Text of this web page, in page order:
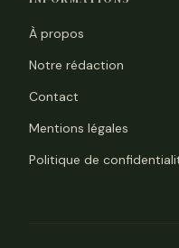
À propos
Notre rédaction
Contact
Mentions légales
Politique de